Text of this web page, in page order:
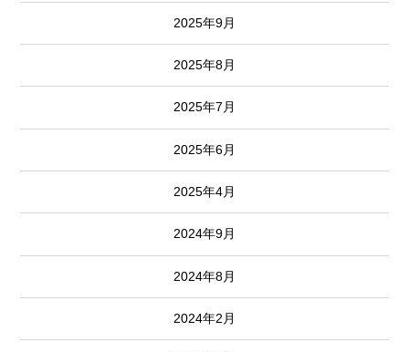
2025年9月
2025年8月
2025年7月
2025年6月
2025年4月
2024年9月
2024年8月
2024年2月